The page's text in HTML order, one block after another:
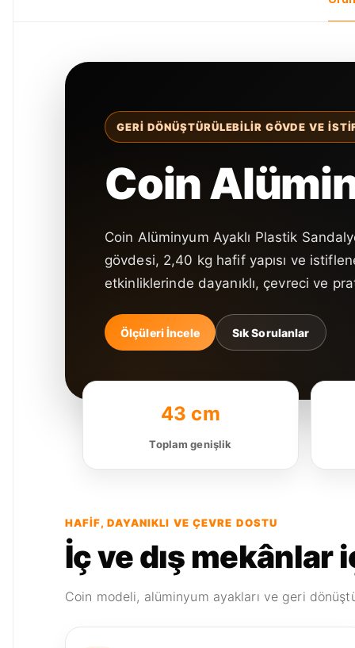
GERI DÖNÜŞTÜRÜLEBILIR GÖVDE VE
Coin
Coin Alüminyum Ayaklı Plastik
gövdesi, 2,40 kg hafif yapısı ve
etkinliklerinde dayanıklı, çevreci ve
Ölçüleri İncele Sık Sorulanlar
43 cm
Toplam genişlik
HAFIF, DAYANIKLI VE ÇEVRE DOSTU
İç ve dış
Coin modeli, alüminyum ayakları ve geri